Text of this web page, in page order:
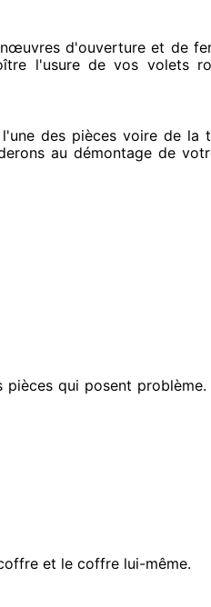
d'ouverture et de
l'usure de vos volets
des pièces voire de la
au démontage de
qui posent problème.
et le coffre lui-même.